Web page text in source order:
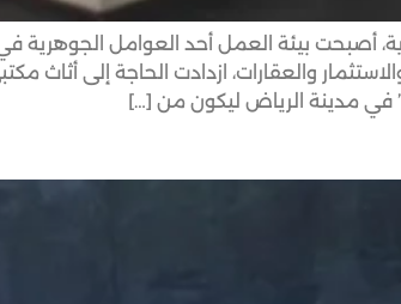
أصبحت بيئة العمل أحد العوامل
والعقارات، ازدادت الحاجة إلى أثاث
في مدينة الرياض ليكون من […]